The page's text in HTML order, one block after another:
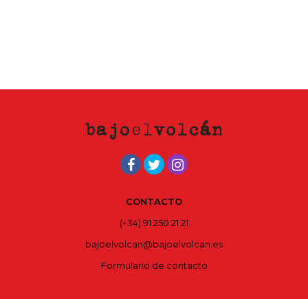
CONTACTO
(+34) 91 250 21 21
bajoelvolcan@bajoelvolcan.es
Formulario de contacto